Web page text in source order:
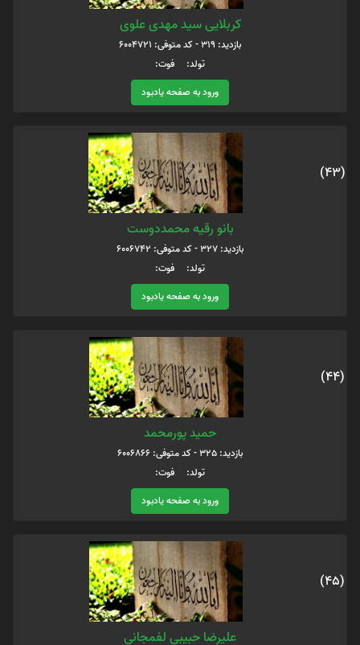
کربلایی سید مهدی علوی
بازدید: 319 - کد متوفی: 6004721
تولد: فوت:
ورود به صفحه یادبود
(43)
بانو رقیه محمددوست
بازدید: 327 - کد متوفی: 6006742
تولد: فوت:
ورود به صفحه یادبود
(44)
حمید پورمحمد
بازدید: 325 - کد متوفی: 6006866
تولد: فوت:
ورود به صفحه یادبود
(45)
علیرضا حبیبی لفمجانی